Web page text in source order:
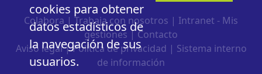
cookies para obtener
datos estadísticos de
la navegación de sus
usuarios.
Colabora | Trabaja con nosotros | Intranet - Mis
gestiones |Contacto
Aviso legal|Política de privacidad | Sistema interno
de información